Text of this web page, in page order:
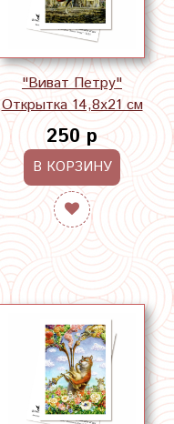
"Виват Петру"
Открытка 14,8х21 см
250 р
В КОРЗИНУ